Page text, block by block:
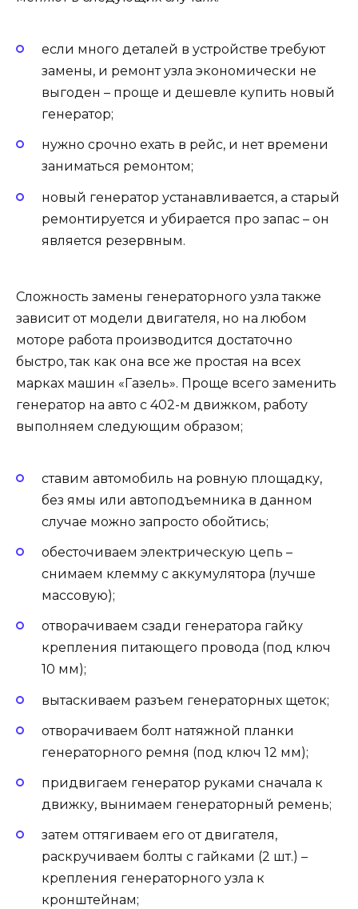
если много деталей в устройстве требуют
замены, и ремонт узла экономически не
выгоден – проще и дешевле купить новый
генератор;
нужно срочно ехать в рейс, и нет времени
заниматься ремонтом;
новый генератор устанавливается, а старый
ремонтируется и убирается про запас – он
является резервным.
Сложность замены генераторного узла также
зависит от модели двигателя, но на любом
моторе работа производится достаточно
быстро, так как она все же простая на всех
марках машин «Газель». Проще всего заменить
генератор на авто с 402-м движком, работу
выполняем следующим образом;
ставим автомобиль на ровную площадку,
без ямы или автоподъемника в данном
случае можно запросто обойтись;
обесточиваем электрическую цепь –
снимаем клемму с аккумулятора (лучше
массовую);
отворачиваем сзади генератора гайку
крепления питающего провода (под ключ
10 мм);
вытаскиваем разъем генераторных щеток;
отворачиваем болт натяжной планки
генераторного ремня (под ключ 12 мм);
придвигаем генератор руками сначала к
движку, вынимаем генераторный ремень;
затем оттягиваем его от двигателя,
раскручиваем болты с гайками (2 шт.) –
крепления генераторного узла к
кронштейнам;